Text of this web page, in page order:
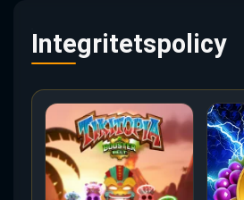
Integritetspolicy